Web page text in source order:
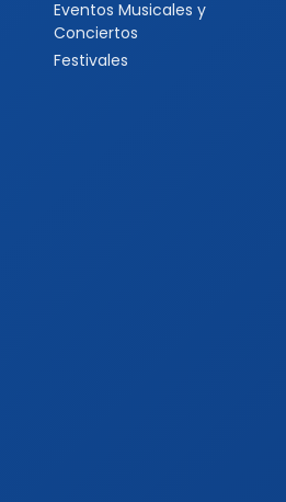
Eventos Musicales y
Conciertos
Festivales